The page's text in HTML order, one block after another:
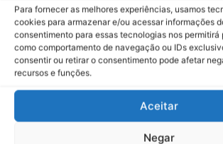
Para fornecer as melhores experiências, usamos
cookies para armazenar e/ou acessar informações
consentimento para essas tecnologias nos permitirá
como comportamento de navegação ou IDs
consentir ou retirar o consentimento pode afetar
recursos e funções.
Aceitar
Negar
divulgação Ale Ranieri